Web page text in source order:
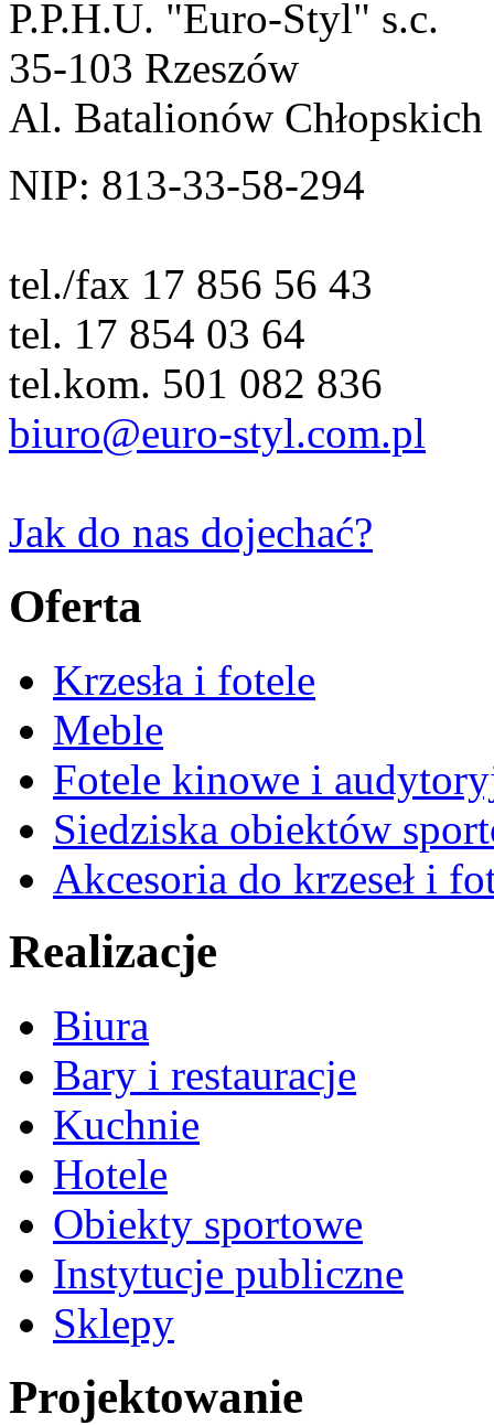
P.P.H.U. "Euro-Styl" s.c.
35-103 Rzeszów
Al. Batalionów
NIP: 813-33-58-294
tel./fax 17 856 56 43
tel. 17 854 03 64
tel.kom. 501 082 836
biuro@euro-styl.com.pl
Jak do nas dojechać?
Oferta
Krzesła i fotele
Meble
Fotele kinowe i
Siedziska obiektów
Akcesoria do krzeseł i
Realizacje
Biura
Bary i restauracje
Kuchnie
Hotele
Obiekty sportowe
Instytucje publiczne
Sklepy
Projektowanie